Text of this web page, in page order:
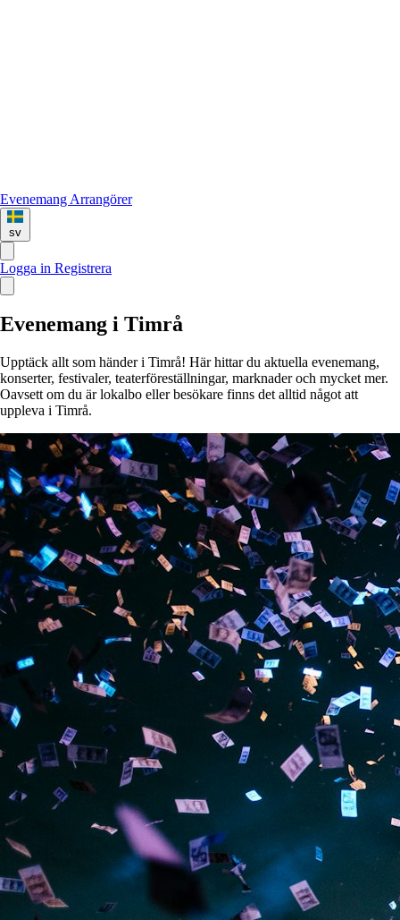
Evenemang Arrangörer
sv
Logga in Registrera
Evenemang i Timrå
Upptäck allt som händer i Timrå! Här hittar du aktuella evenemang,
konserter, festivaler, teaterföreställningar, marknader och mycket mer.
Oavsett om du är lokalbo eller besökare finns det alltid något att
uppleva i Timrå.